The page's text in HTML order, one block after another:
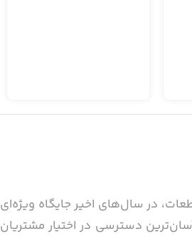
در سال‌های اخیر جایگاه ویژه‌ای
دسترسی در اختیار مشتریان